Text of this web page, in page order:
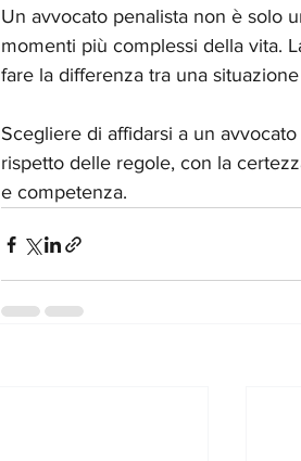
Un avvocato penalista non è solo
momenti più complessi della vita.
fare la differenza tra una
Scegliere di affidarsi a un
rispetto delle regole, con la
e competenza.